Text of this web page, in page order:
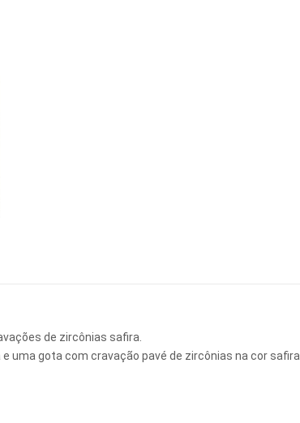
de zircônias safira.
uma gota com cravação pavé de zircônias na cor safira.